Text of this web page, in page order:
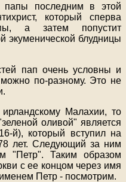
папы последним в этой
который сперва
а затем попустит
экуменической блудницы
пап очень условны и
по-разному. Это не
Малахии, то
оливой" является
й), который вступил на
лет. Следующий за ним
"Петр". Таким образом
с ее концом через имя
Петр - посмотрим.